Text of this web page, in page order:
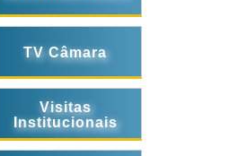
TV Câmara
Visitas
Institucionais